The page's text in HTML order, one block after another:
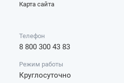
Карта сайта
Телефон
8 800 300 43 83
Режим работы
Круглосуточно